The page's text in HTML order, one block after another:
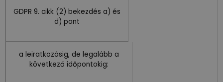
GDPR 9. cikk (2) bekezdés a) és
d) pont
a leiratkozásig, de legalább a
következő időpontokig: